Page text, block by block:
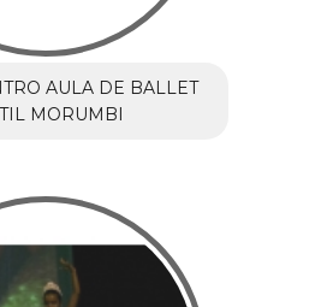
AULA DE BALLET
MORUMBI